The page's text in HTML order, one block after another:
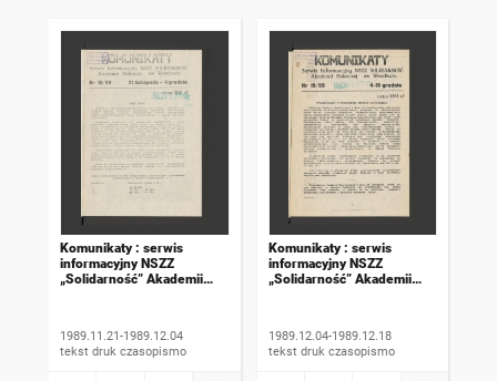
Komunikaty : serwis
informacyjny NSZZ
„Solidarność” Akademii
1989.11.21-1989.12.04
tekst druk czasopismo
Komunikaty : serwis
informacyjny NSZZ
„Solidarność” Akademii
1989.12.04-1989.12.18
tekst druk czasopismo